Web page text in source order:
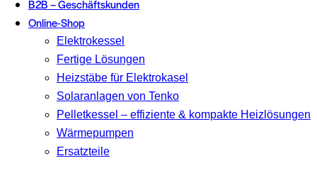
B2B – Geschäftskunden
Online-Shop
Elektrokessel
Fertige Lösungen
Heizstäbe für Elektrokasel
Solaranlagen von Tenko
Pelletkessel – effiziente & kompakte Heizlösungen
Wärmepumpen
Ersatzteile